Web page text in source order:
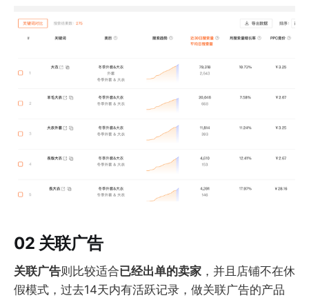
02 关联广告
关联广告则比较适合已经出单的卖家 ，并且店铺不在休
假模式，过去14天内有活跃记录，做关联广告的产品